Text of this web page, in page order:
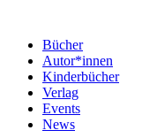
Bücher
Autor*innen
Kinderbücher
Verlag
Events
News